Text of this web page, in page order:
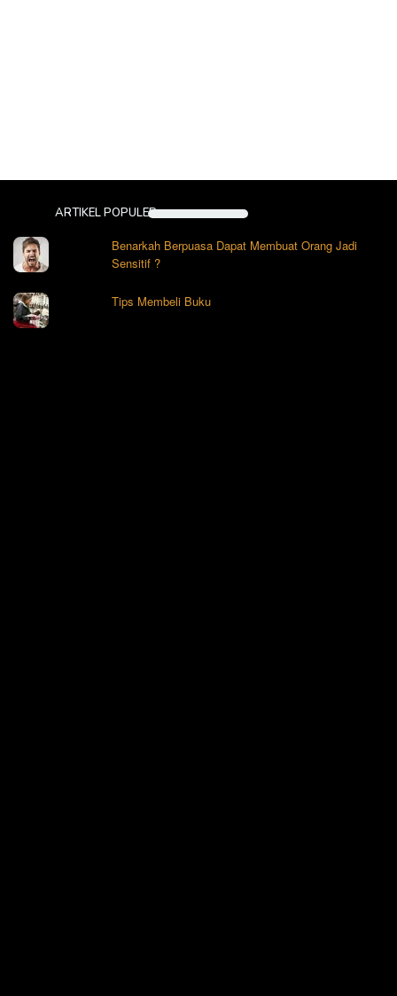
ARTIKEL POPULER
Benarkah Berpuasa Dapat Membuat Orang Jadi
Sensitif ?
Tips Membeli Buku